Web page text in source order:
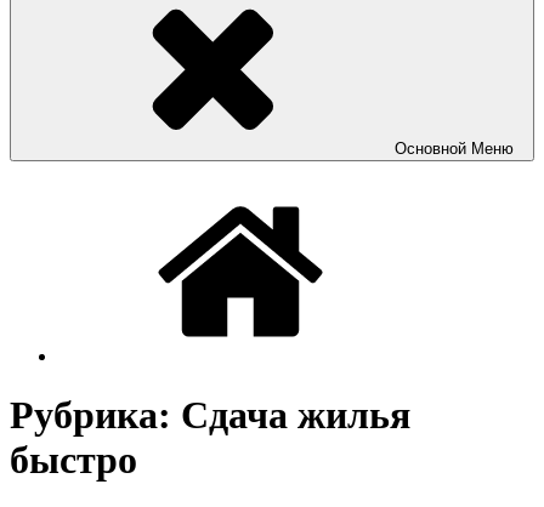
Основной Меню
Рубрика: Сдача жилья
быстро